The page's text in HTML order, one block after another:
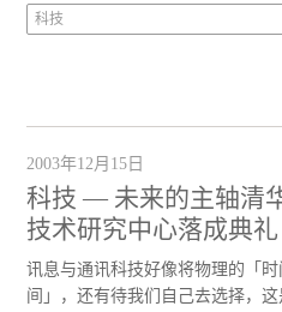
科技
2003年12月15日
科技 — 未来的主轴清
技术研究中心落成典礼
讯息与通讯科技好像将物理的「
间」，还有待我们自己去选择，